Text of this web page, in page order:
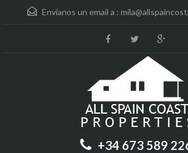
Envíanos un email a :
+34 673 589